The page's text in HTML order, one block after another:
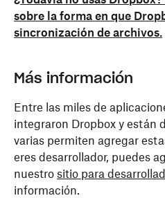
sobre la forma en que
sincronización de archivos.
Más información
Entre las miles de
integraron Dropbox y están
varias permiten agregar
eres desarrollador, puedes
nuestro sitio para
información.